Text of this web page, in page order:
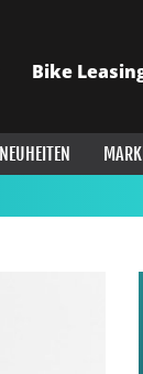
Bike
NEUHEITEN